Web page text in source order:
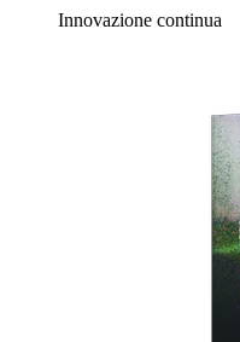
Innovazione continua